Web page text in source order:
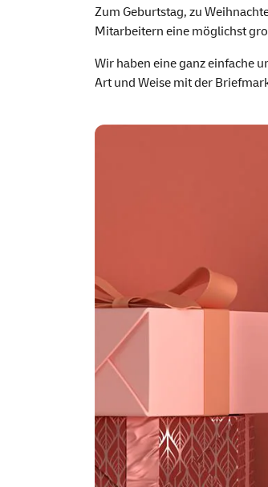
Geburtstag
Zum Geburtstag, zu
Mitarbeitern eine möglichst
Wir haben eine ganz einfache
Art und Weise mit der